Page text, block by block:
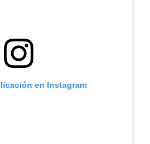
en Instagram